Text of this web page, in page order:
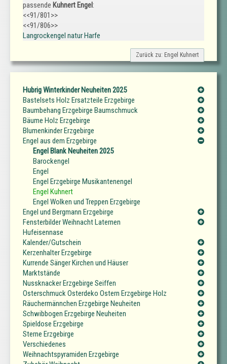
passende Kuhnert Engel:
<<91/801>>
<<91/806>>
Langrockengel natur Harfe
Zurück zu: Engel Kuhnert
Hubrig Winterkinder Neuheiten 2025
Bastelsets Holz Ersatzteile Erzgebirge
Baumbehang Erzgebirge Baumschmuck
Bäume Holz Erzgebirge
Blumenkinder Erzgebirge
Engel aus dem Erzgebirge
Engel Blank Neuheiten 2025
Barockengel
Engel
Engel Erzgebirge Musikantenengel
Engel Kuhnert
Engel Wolken und Treppen Erzgebirge
Engel und Bergmann Erzgebirge
Fensterbilder Weihnacht Laternen
Hufeisennase
Kalender/Gutschein
Kerzenhalter Erzgebirge
Kurrende Sänger Kirchen und Häuser
Marktstände
Nussknacker Erzgebirge Seiffen
Osterschmuck Osterdeko Ostern Erzgebirge Holz
Räuchermännchen Erzgebirge Neuheiten
Schwibbogen Erzgebirge Neuheiten
Spieldose Erzgebirge
Sterne Erzgebirge
Verschiedenes
Weihnachtspyramiden Erzgebirge